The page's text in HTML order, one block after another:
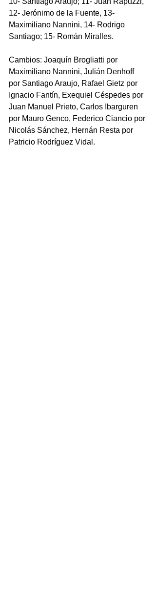
12- Jerónimo de la Fuente, 13-
Maximiliano Nannini, 14- Rodrigo
Santiago; 15- Román Miralles.
Cambios: Joaquín Brogliatti por
Maximiliano Nannini, Julián Denhoff
por Santiago Araujo, Rafael Gietz por
Ignacio Fantín, Exequiel Céspedes por
Juan Manuel Prieto, Carlos Ibarguren
por Mauro Genco, Federico Ciancio por
Nicolás Sánchez, Hernán Resta por
Patricio Rodríguez Vidal.